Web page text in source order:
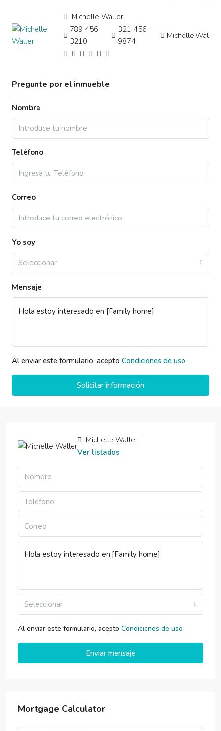
Michelle Waller
789 456
3210
321 456
9874
Michelle.Waller
Pregunte por el inmueble
Nombre
Teléfono
Correo
Yo soy
Seleccionar
Mensaje
Al enviar este formulario, acepto Condiciones de uso
Solicitar información
Michelle Waller
Ver listados
Seleccionar
Al enviar este formulario, acepto Condiciones de uso
Enviar mensaje
Mortgage Calculator